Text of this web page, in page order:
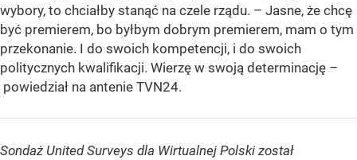
wybory, to chciałby stanąć na czele rządu. – Jasne, że chcę
być premierem, bo byłbym dobrym premierem, mam o tym
przekonanie. I do swoich kompetencji, i do swoich
politycznych kwalifikacji. Wierzę w swoją determinację –
powiedział na antenie TVN24.
Sondaż United Surveys dla Wirtualnej Polski został